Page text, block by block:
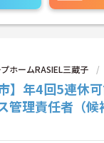
ホームRASIEL三蔵子
】年4回5連休
管理責任者（候